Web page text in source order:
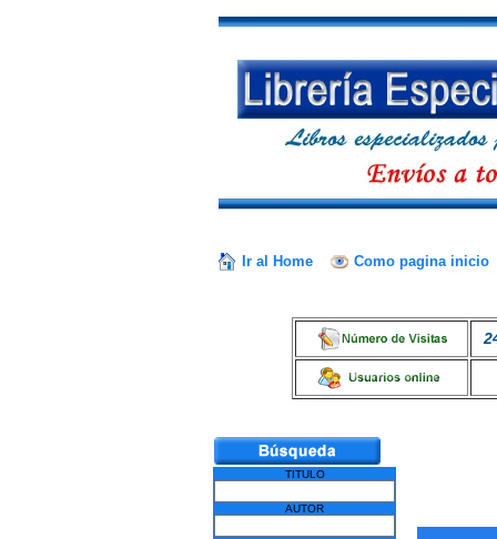
Ir al Home Como pagina inicio
TITULO
AUTOR